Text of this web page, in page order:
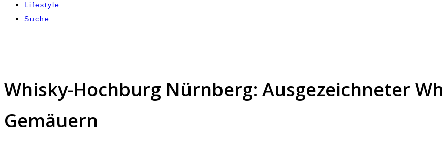
Lifestyle
Suche
Whisky-Hochburg Nürnberg: Ausgezeichneter
Gemäuern